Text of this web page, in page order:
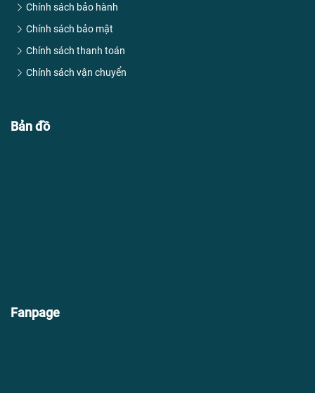
Chính sách bảo hành
Chính sách bảo mật
Chính sách thanh toán
Chính sách vận chuyển
Bản đồ
Fanpage